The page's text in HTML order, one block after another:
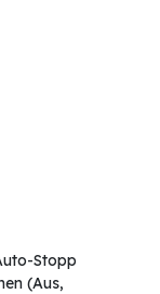
Stopp
(Aus,